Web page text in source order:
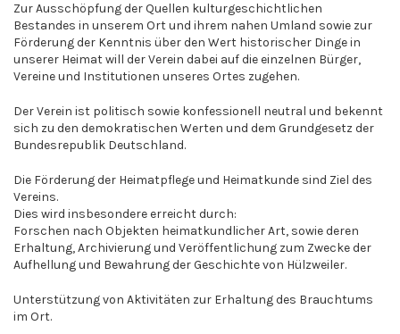
Zur Ausschöpfung der Quellen kulturgeschichtlichen
Bestandes in unserem Ort und ihrem nahen Umland sowie zur
Förderung der Kenntnis über den Wert historischer Dinge in
unserer Heimat will der Verein dabei auf die einzelnen Bürger,
Vereine und Institutionen unseres Ortes zugehen.
Der Verein ist politisch sowie konfessionell neutral und bekennt
sich zu den demokratischen Werten und dem Grundgesetz der
Bundesrepublik Deutschland.
Die Förderung der Heimatpflege und Heimatkunde sind Ziel des
Vereins.
Dies wird insbesondere erreicht durch:
Forschen nach Objekten heimatkundlicher Art, sowie deren
Erhaltung, Archivierung und Veröffentlichung zum Zwecke der
Aufhellung und Bewahrung der Geschichte von Hülzweiler.
Unterstützung von Aktivitäten zur Erhaltung des Brauchtums
im Ort.